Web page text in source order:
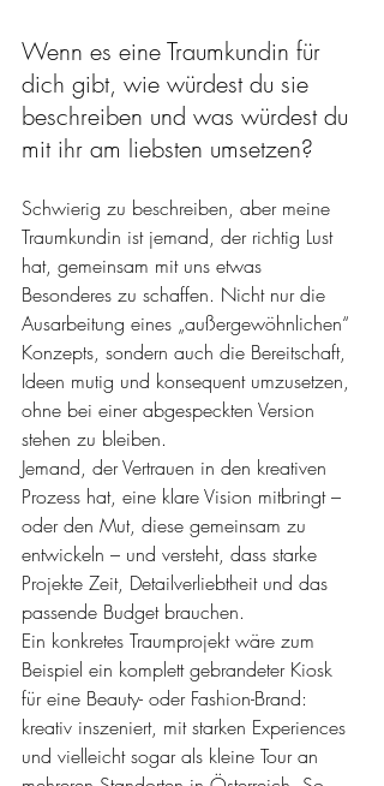
Wenn es eine Traumkundin für
dich gibt, wie würdest du sie
beschreiben und was würdest du
mit ihr am liebsten umsetzen?
Schwierig zu beschreiben, aber meine
Traumkundin ist jemand, der richtig Lust
hat, gemeinsam mit uns etwas
Besonderes zu schaffen. Nicht nur die
Ausarbeitung eines „außergewöhnlichen“
Konzepts, sondern auch die Bereitschaft,
Ideen mutig und konsequent umzusetzen,
ohne bei einer abgespeckten Version
stehen zu bleiben.
Jemand, der Vertrauen in den kreativen
Prozess hat, eine klare Vision mitbringt –
oder den Mut, diese gemeinsam zu
entwickeln – und versteht, dass starke
Projekte Zeit, Detailverliebtheit und das
passende Budget brauchen.
Ein konkretes Traumprojekt wäre zum
Beispiel ein komplett gebrandeter Kiosk
für eine Beauty- oder Fashion-Brand:
kreativ inszeniert, mit starken Experiences
und vielleicht sogar als kleine Tour an